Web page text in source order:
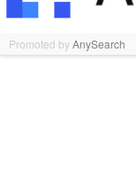
Promoted byAnySearch